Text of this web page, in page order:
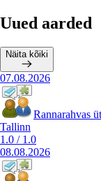
Uued aarded
Näita kõiki
07.08.2026
Rannarahvas
Tallinn
1.0 / 1.0
08.08.2026